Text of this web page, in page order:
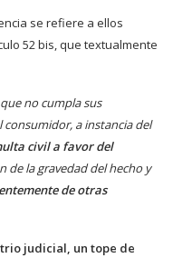
se refiere a ellos
52 bis, que textualmente
no cumpla sus
consumidor, a instancia del
civil a favor del
de la gravedad del hecho y
de otras
judicial, un tope de